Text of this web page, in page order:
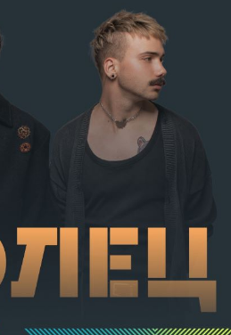
и му е наложено
по реда на чл.78а ал.1
на 306,77 евро.
прокуратура-Габрово
до 72 часа, а с
съд-Габрово спрямо него е
„домашен арест“.